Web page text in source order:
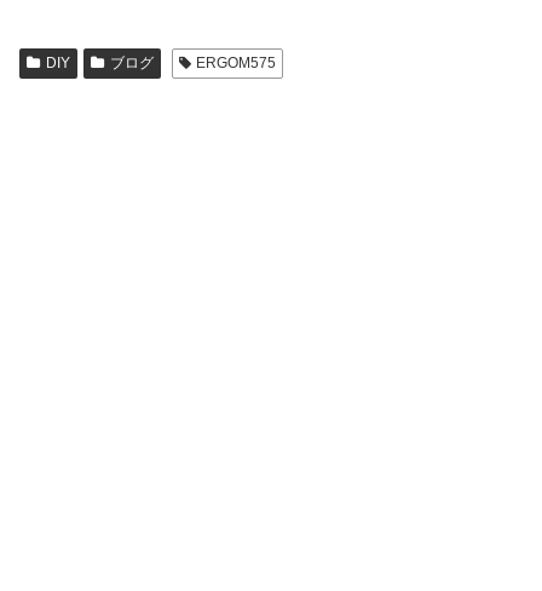
DIY ブログ ERGOM575